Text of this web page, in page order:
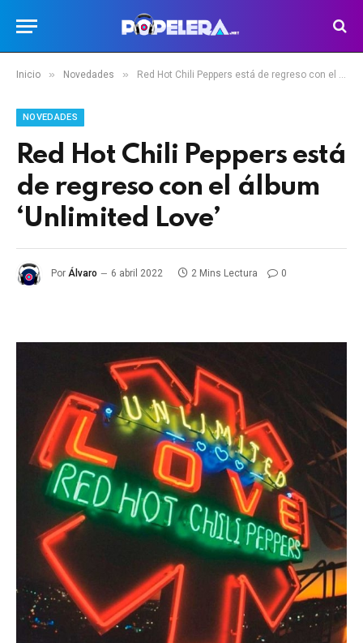
Inicio » Novedades » Red Hot Chili Peppers está de regreso con el álbum ‘Unlimited Love’
NOVEDADES
Red Hot Chili Peppers está
de regreso con el álbum
‘Unlimited Love’
Por Álvaro 6 abril 2022 2 Mins Lectura 0